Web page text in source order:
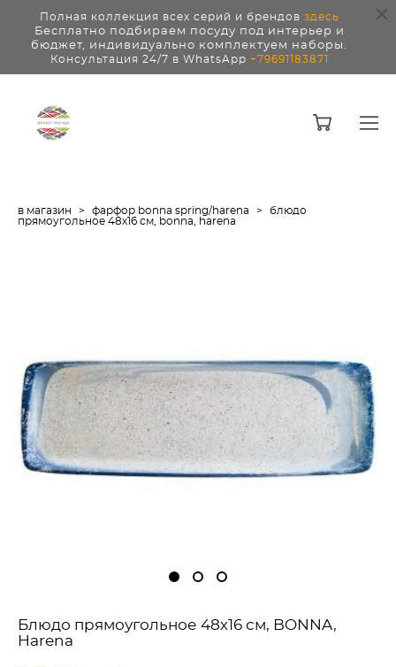
Полная коллекция всех серий и брендов здесь
Бесплатно подбираем посуду под интерьер и
бюджет, индивидуально комплектуем наборы.
Консультация 24/7 в WhatsApp +79691183871
в магазин > фарфор bonna spring/harena >
блюдо
прямоугольное 48х16 см, bonna, harena
Блюдо прямоугольное 48х16 см, BONNA,
Harena